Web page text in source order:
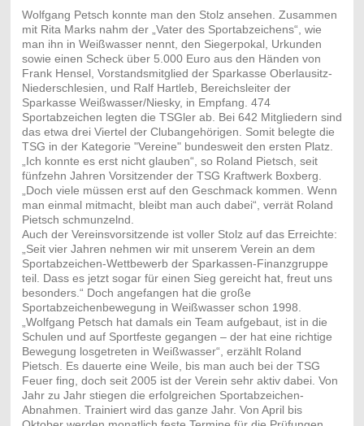
Wolfgang Petsch konnte man den Stolz ansehen. Zusammen
mit Rita Marks nahm der „Vater des Sportabzeichens“, wie
man ihn in Weißwasser nennt, den Siegerpokal, Urkunden
sowie einen Scheck über 5.000 Euro aus den Händen von
Frank Hensel, Vorstandsmitglied der Sparkasse Oberlausitz-
Niederschlesien, und Ralf Hartleb, Bereichsleiter der
Sparkasse Weißwasser/Niesky, in Empfang. 474
Sportabzeichen legten die TSGler ab. Bei 642 Mitgliedern sind
das etwa drei Viertel der Clubangehörigen. Somit belegte die
TSG in der Kategorie "Vereine" bundesweit den ersten Platz.
„Ich konnte es erst nicht glauben“, so Roland Pietsch, seit
fünfzehn Jahren Vorsitzender der TSG Kraftwerk Boxberg.
„Doch viele müssen erst auf den Geschmack kommen. Wenn
man einmal mitmacht, bleibt man auch dabei“, verrät Roland
Pietsch schmunzelnd.
Auch der Vereinsvorsitzende ist voller Stolz auf das Erreichte:
„Seit vier Jahren nehmen wir mit unserem Verein an dem
Sportabzeichen-Wettbewerb der Sparkassen-Finanzgruppe
teil. Dass es jetzt sogar für einen Sieg gereicht hat, freut uns
besonders.“ Doch angefangen hat die große
Sportabzeichenbewegung in Weißwasser schon 1998.
„Wolfgang Petsch hat damals ein Team aufgebaut, ist in die
Schulen und auf Sportfeste gegangen – der hat eine richtige
Bewegung losgetreten in Weißwasser“, erzählt Roland
Pietsch. Es dauerte eine Weile, bis man auch bei der TSG
Feuer fing, doch seit 2005 ist der Verein sehr aktiv dabei. Von
Jahr zu Jahr stiegen die erfolgreichen Sportabzeichen-
Abnahmen. Trainiert wird das ganze Jahr. Von April bis